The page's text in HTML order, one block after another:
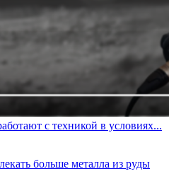
с техникой в условиях...
больше металла из руды